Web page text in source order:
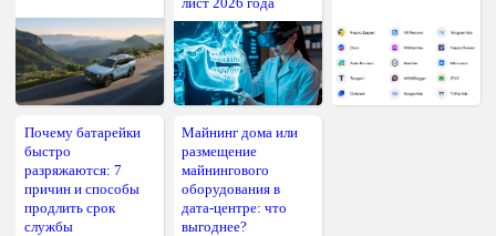
Почему батарейки
быстро
разряжаются: 7
причин и способы
продлить срок
службы
Майнинг дома или
размещение
майнингового
оборудования в
дата-центре: что
выгоднее?